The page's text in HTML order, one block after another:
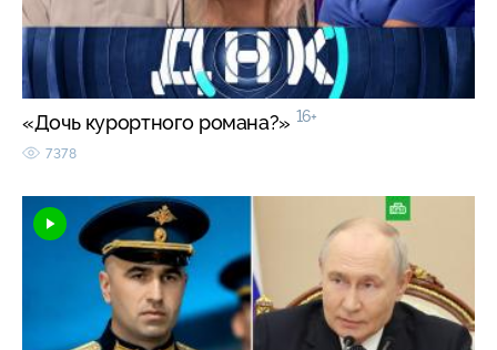
«Дочь курортного романа?» 16+
7378